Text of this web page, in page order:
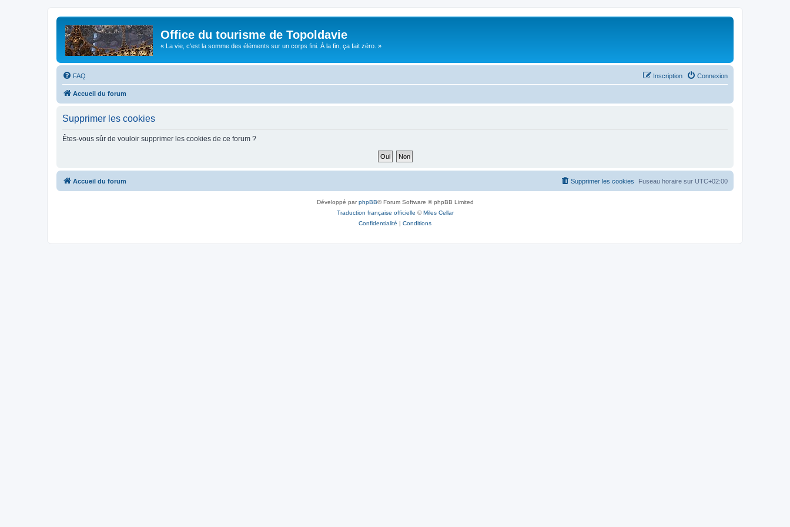
Office du tourisme de Topoldavie
« La vie, c'est la somme des éléments sur un corps fini. À la fin, ça fait zéro. »
FAQ Connexion
Inscription
Accueil du forum
Supprimer les cookies
Êtes-vous sûr de vouloir supprimer les cookies de ce forum ?
Accueil du forum Fuseau horaire sur UTC+02:00
Supprimer les cookies
Développé parphpBB® Forum Software © phpBB Limited
Traduction française officielle ©Miles Cellar
Confidentialité | Conditions